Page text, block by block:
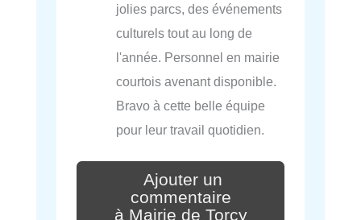
jolies parcs, des événements
culturels tout au long de
l'année. Personnel en mairie
courtois avenant disponible.
Bravo à cette belle équipe
pour leur travail quotidien.
Ajouter un
commentaire
à Mairie de Torcy